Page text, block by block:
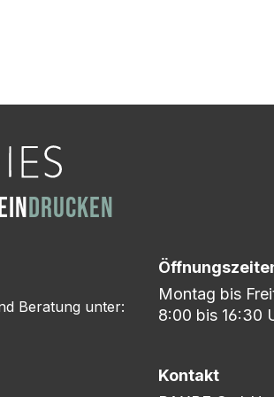
Hasselroth und einem
Wir ändern das Motiv so lange ab,
DRUCKEN
Beratung unter:
Montag bis
8:00 bis 16:30
Kontakt